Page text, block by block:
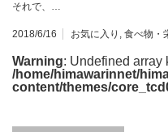
それで、…
2018/6/16 お気に入り , 食べ物・
Warning: Undefined array
/home/himawarinnet/
content/themes/